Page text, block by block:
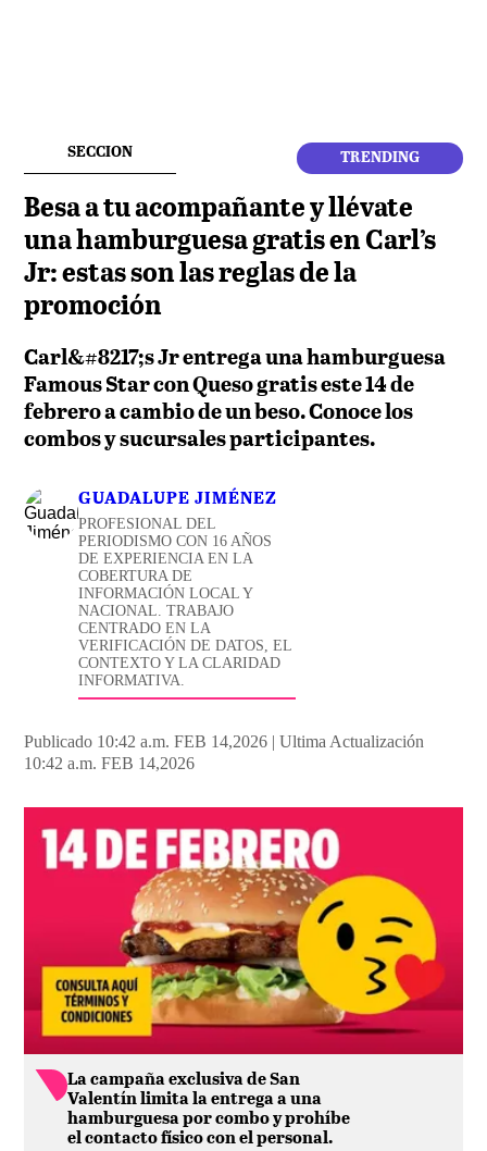
SECCION TRENDING
Besa a tu acompañante y llévate
una hamburguesa gratis en Carl’s
Jr: estas son las reglas de la
promoción
Carl&#8217;s Jr entrega una hamburguesa
Famous Star con Queso gratis este 14 de
febrero a cambio de un beso. Conoce los
combos y sucursales participantes.
GUADALUPE JIMÉNEZ
PROFESIONAL DEL
PERIODISMO CON 16 AÑOS
DE EXPERIENCIA EN LA
COBERTURA DE
INFORMACIÓN LOCAL Y
NACIONAL. TRABAJO
CENTRADO EN LA
VERIFICACIÓN DE DATOS, EL
CONTEXTO Y LA CLARIDAD
INFORMATIVA.
Publicado 10:42 a.m. FEB 14,2026 | Ultima Actualización
10:42 a.m. FEB 14,2026
La campaña exclusiva de San
Valentín limita la entrega a una
hamburguesa por combo y prohíbe
el contacto físico con el personal.